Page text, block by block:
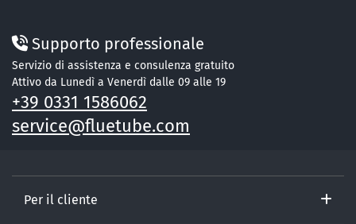
Supporto professionale
Servizio di assistenza e consulenza gratuito
Attivo da Lunedì a Venerdì dalle 09 alle 19
+39 0331 1586062
service@fluetube.com
Per il cliente